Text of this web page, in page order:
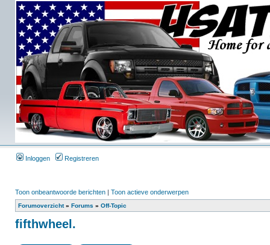
Inloggen Registreren
Toon onbeantwoorde berichten | Toon actieve onderwerpen
Forumoverzicht» Forums » Off-Topic
fifthwheel.